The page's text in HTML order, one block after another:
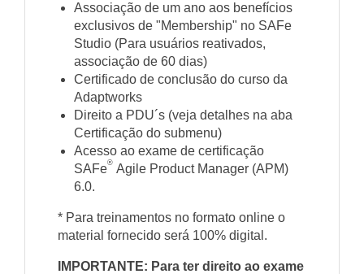
Associação de um ano aos benefícios
exclusivos de "Membership" no SAFe
Studio (Para usuários reativados,
associação de 60 dias)
Certificado de conclusão do curso da
Adaptworks
Direito a PDU´s (veja detalhes na aba
Certificação do submenu)
Acesso ao exame de certificação
SAFe® Agile Product Manager (APM)
6.0.
* Para treinamentos no formato online o
material fornecido será 100% digital.
IMPORTANTE: Para ter direito ao exame